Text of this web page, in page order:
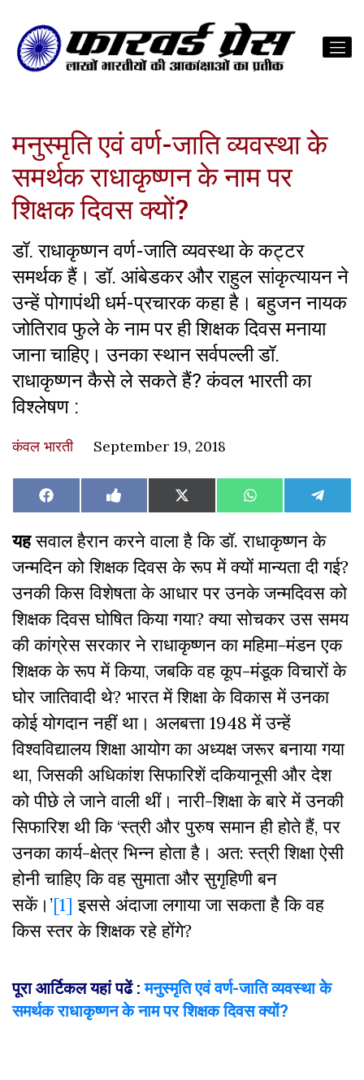
मनुस्मृति एवं वर्ण-जाति व्यवस्था केे
समर्थक राधाकृष्णन के नाम पर
शिक्षक दिवस क्यों?
डॉ. राधाकृष्णन वर्ण-जाति व्यवस्था के कट्टर
समर्थक हैं। डॉ. आंबेडकर और राहुल सांकृत्यायन ने
उन्हें पोगापंथी धर्म-प्रचारक कहा है। बहुजन नायक
जोतिराव फुले के नाम पर ही शिक्षक दिवस मनाया
जाना चाहिए। उनका स्थान सर्वपल्ली डॉ.
राधाकृष्णन कैसे ले सकते हैं? कंवल भारती का
विश्लेषण :
कंवल भारती September 19, 2018
Share
on
Facebook Share
on
Like
on
Facebook
Share
on
X
(Twitter)
Share
on
WhatsAppShare
on
यहसवाल हैरान करने वाला है कि डॉ. राधाकृष्णन के
जन्मदिन को शिक्षक दिवस के रूप में क्यों मान्यता दी गई?
उनकी किस विशेषता के आधार पर उनके जन्मदिवस को
शिक्षक दिवस घोषित किया गया? क्या सोचकर उस समय
की कांग्रेस सरकार ने राधाकृष्णन का महिमा-मंडन एक
शिक्षक के रूप में किया, जबकि वह कूप-मंडूक विचारों के
घोर जातिवादी थे? भारत में शिक्षा के विकास में उनका
कोई योगदान नहीं था। अलबत्ता 1948 में उन्हें
विश्वविद्यालय शिक्षा आयोग का अध्यक्ष जरूर बनाया गया
था, जिसकी अधिकांश सिफारिशें दकियानूसी और देश
को पीछे ले जाने वाली थीं। नारी-शिक्षा के बारे में उनकी
सिफारिश थी कि ‘स्त्री और पुरुष समान ही होते हैं, पर
उनका कार्य-क्षेत्र भिन्न होता है। अत: स्त्री शिक्षा ऐसी
होनी चाहिए कि वह सुमाता और सुगृहिणी बन
सकें।’[1] इससे अंदाजा लगाया जा सकता है कि वह
किस स्तर के शिक्षक रहे होंगे?
पूरा आर्टिकल यहां पढें :मनुस्मृति एवं वर्ण-जाति व्यवस्था केे
समर्थक राधाकृष्णन के नाम पर शिक्षक दिवस क्यों?